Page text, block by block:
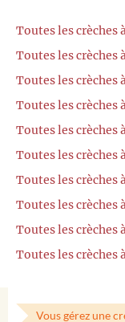
Toutes les crèches
Toutes les crèches
Toutes les crèches
Toutes les crèches
Toutes les crèches
Toutes les
Toutes les
Toutes les crèches
Toutes les
Toutes les crèches
Vous gérez une